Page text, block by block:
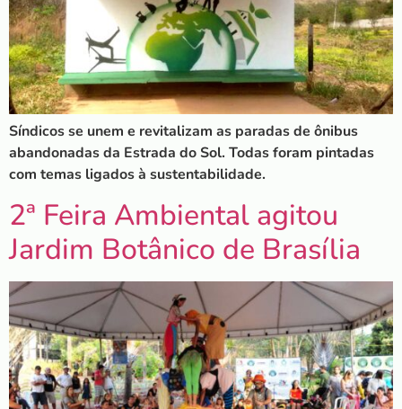
Síndicos se unem e revitalizam as paradas de ônibus
abandonadas da Estrada do Sol. Todas foram pintadas
com temas ligados à sustentabilidade.
2ª Feira Ambiental agitou
Jardim Botânico de Brasília